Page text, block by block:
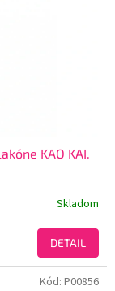
KAO KAI.
Skladom
DETAIL
Kód: P00856